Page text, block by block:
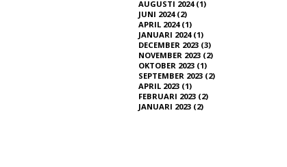
AUGUSTI 2024 (1)
JUNI 2024 (2)
APRIL 2024 (1)
JANUARI 2024 (1)
DECEMBER 2023 (3)
NOVEMBER 2023 (2)
OKTOBER 2023 (1)
SEPTEMBER 2023 (2)
APRIL 2023 (1)
FEBRUARI 2023 (2)
JANUARI 2023 (2)